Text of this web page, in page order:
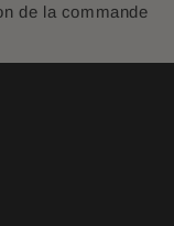
de la commande